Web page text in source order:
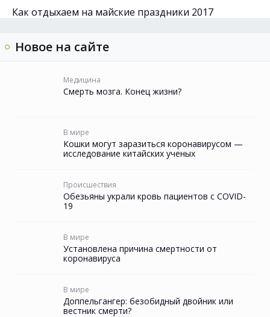
Как отдыхаем на майские праздники 2017
Новое на сайте
Медицина
Смерть мозга. Конец жизни?
В мире
Кошки могут заразиться коронавирусом —
исследование китайских ученых
Происшествия
Обезьяны украли кровь пациентов с COVID-
19
В мире
Установлена причина смертности от
коронавируса
В мире
Доппельгангер: безобидный двойник или
вестник смерти?